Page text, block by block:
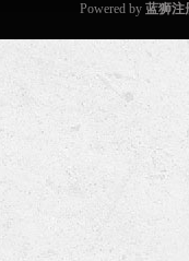
Powered by 蓝狮注